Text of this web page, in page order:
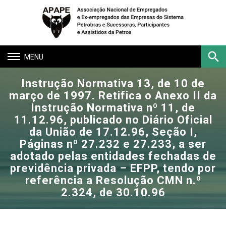
Toggle
navigation
Buscar
Instrução Normativa 13, de 10 de
março de 1997. Retifica o Anexo II da
Instrução Normativa nº 11, de
11.12.96, publicado no Diário Oficial
da União de 17.12.96, Seção I,
Páginas nº 27.232 e 27.233, a ser
adotado pelas entidades fechadas de
previdência privada – EFPP, tendo por
referência a Resolução CMN n.º
2.324, de 30.10.96